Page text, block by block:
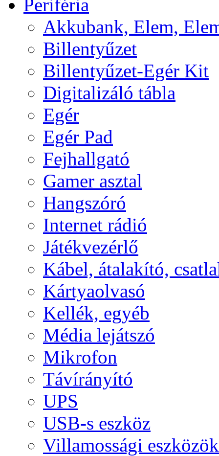
Periféria
Akkubank, Elem,
Billentyűzet
Billentyűzet-Egér Kit
Digitalizáló tábla
Egér
Egér Pad
Fejhallgató
Gamer asztal
Hangszóró
Internet rádió
Játékvezérlő
Kábel, átalakító,
Kártyaolvasó
Kellék, egyéb
Média lejátszó
Mikrofon
Távírányító
UPS
USB-s eszköz
Villamossági eszközök